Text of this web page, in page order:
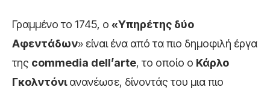
Γραμμένο το 1745, ο «Υπηρέτης δύο
Αφεντάδων» είναι ένα από τα πιο δημοφιλή έργα
της commedia dell’arte, το οποίο ο Κάρλο
Γκολντόνιανανέωσε, δίνοντάς του μια πιο